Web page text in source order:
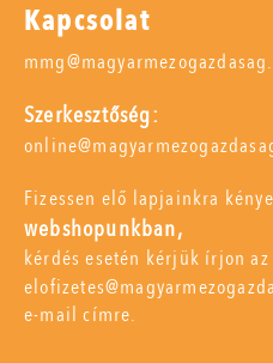
Kapcsolat
Szerkesztőség:
Fizessen elő lapjainkra
webshopunkban,
kérdés esetén kérjük írjon az
e-mail címre.